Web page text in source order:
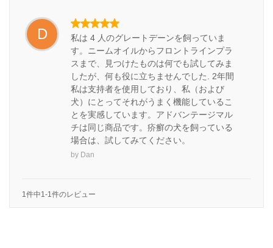
D
私は 4 人のグレートデーンを飼っていま
す。ニームオイルからフロントラインプラ
スまで、見つけたものは何でも試してみま
したが、何も役に立ちませんでした. 2年間
私は支持者を使用しており、私（および
犬）にとってそれがうまく機能しているこ
とを実感しています。アドバンテージマル
チは同じ商品です。疥癬の犬を飼っている
場合は、試してみてください。
by Dan
1件中1-1件のレビュー